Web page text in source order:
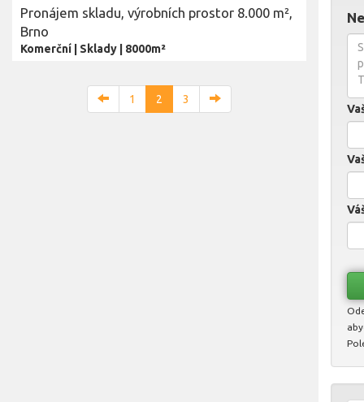
Pronájem skladu, výrobních prostor 8.000 m²,
Brno
Komerční Sklady 8000m²
1 2 3